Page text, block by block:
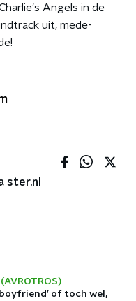
Angels in de
uit, mede-
ster.nl
boyfriend’ of toch wel,